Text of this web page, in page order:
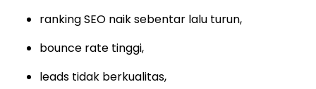
ranking SEO naik sebentar lalu turun,
bounce rate tinggi,
leads tidak berkualitas,